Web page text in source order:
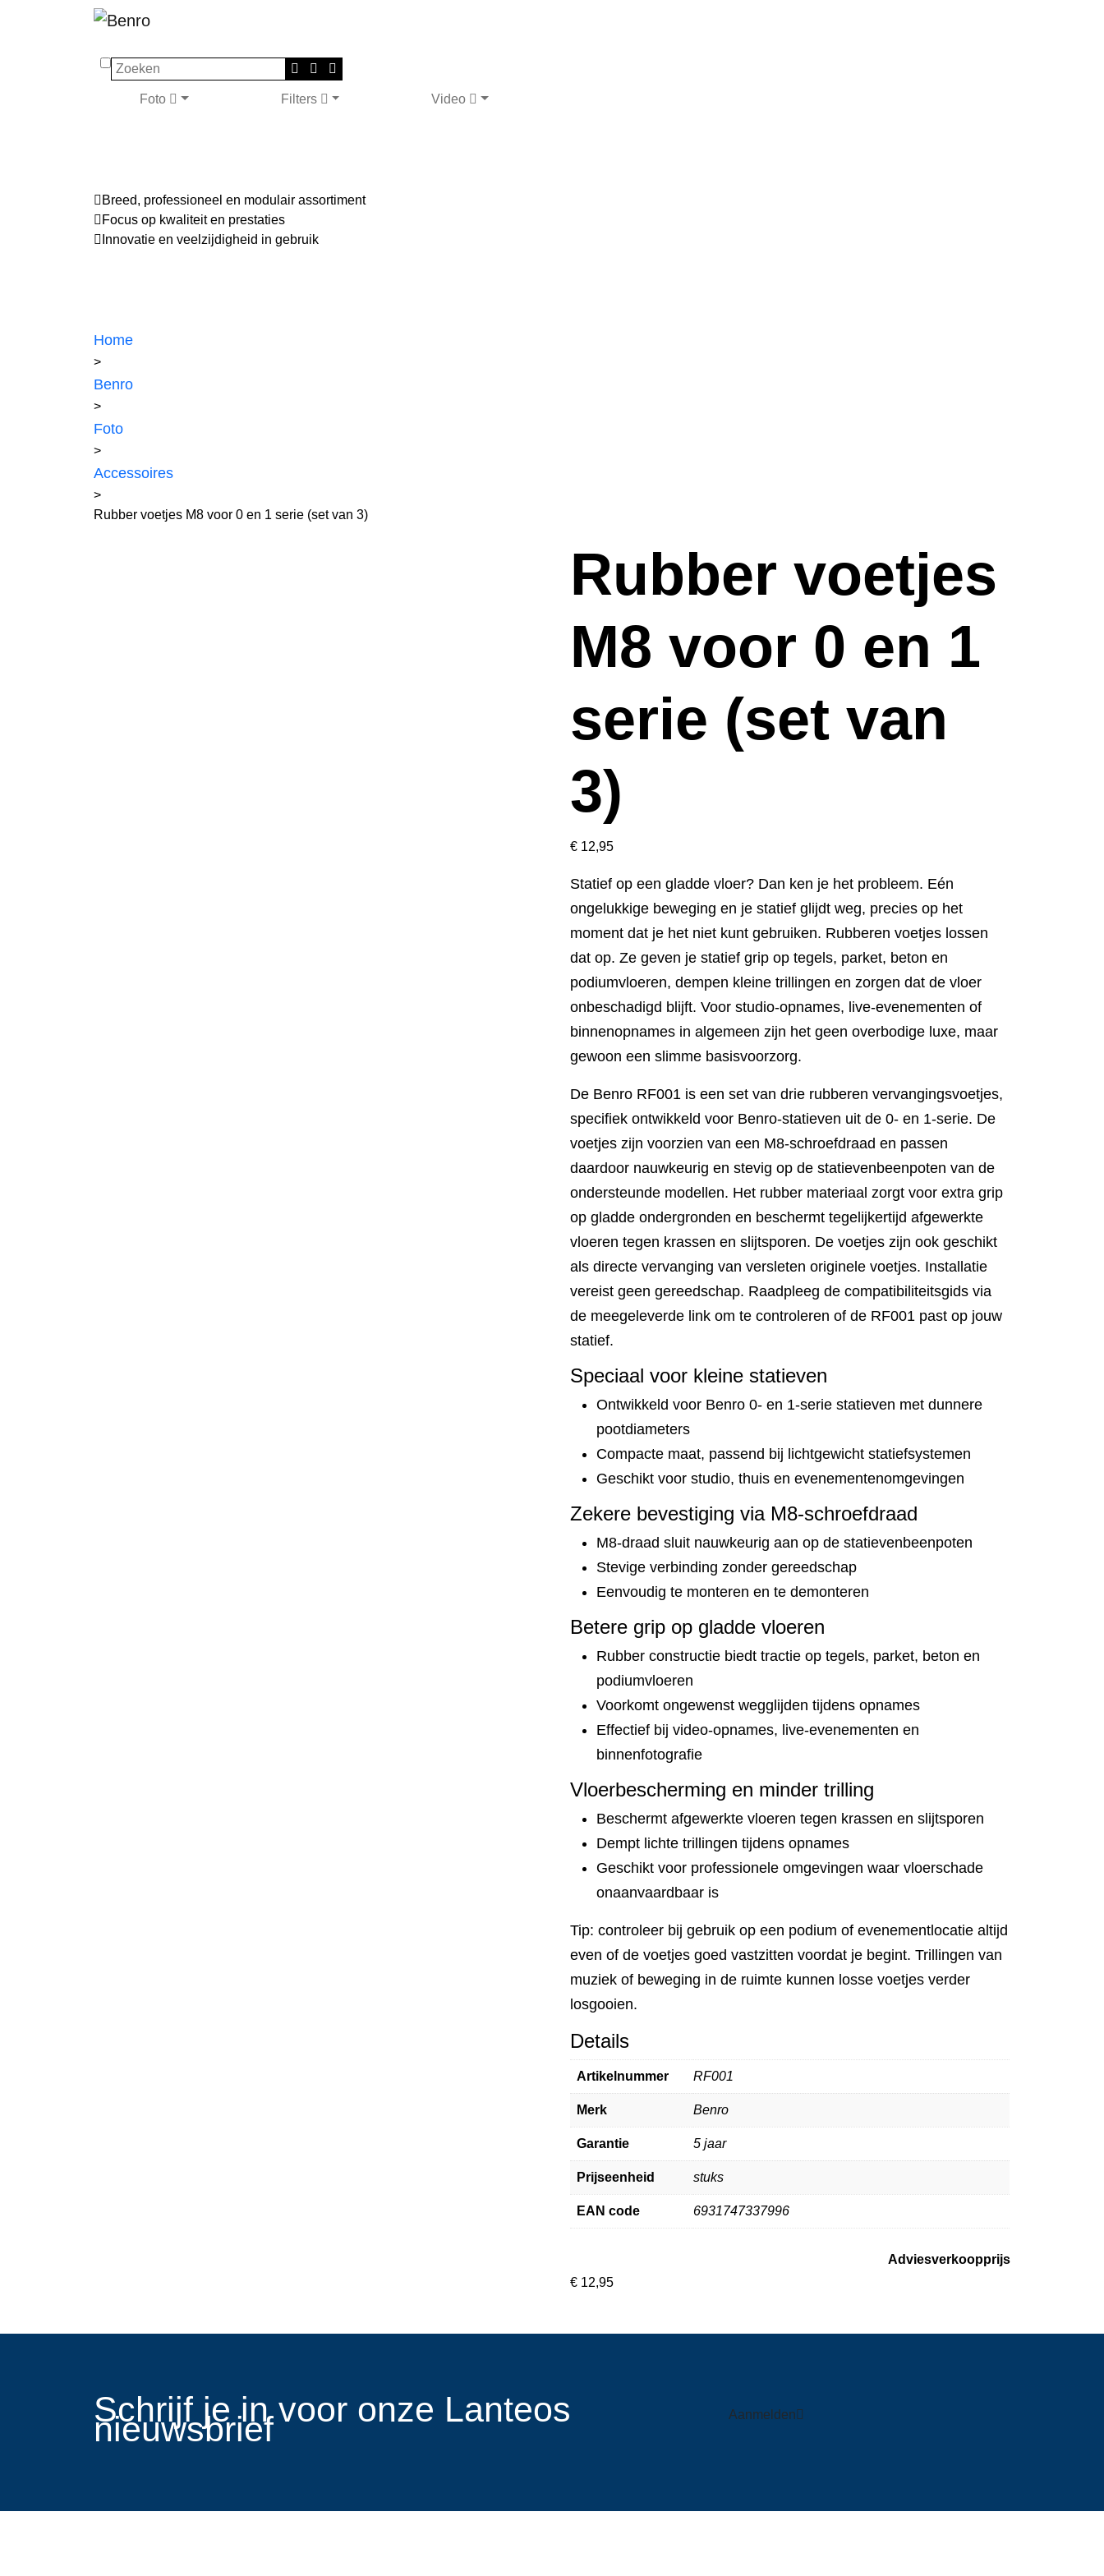
Zoeken
Foto Filters Video
Breed, professioneel en modulair assortiment
Focus op kwaliteit en prestaties
Innovatie en veelzijdigheid in gebruik
Home
>
Benro
>
Foto
>
Accessoires
>
Rubber voetjes M8 voor 0 en 1 serie (set van 3)
Rubber voetjes
M8 voor 0 en 1
serie (set van
3)
€ 12,95
Statief op een gladde vloer? Dan ken je het probleem. Eén
ongelukkige beweging en je statief glijdt weg, precies op het
moment dat je het niet kunt gebruiken. Rubberen voetjes lossen
dat op. Ze geven je statief grip op tegels, parket, beton en
podiumvloeren, dempen kleine trillingen en zorgen dat de vloer
onbeschadigd blijft. Voor studio-opnames, live-evenementen of
binnenopnames in algemeen zijn het geen overbodige luxe, maar
gewoon een slimme basisvoorzorg.
De Benro RF001 is een set van drie rubberen vervangingsvoetjes,
specifiek ontwikkeld voor Benro-statieven uit de 0- en 1-serie. De
voetjes zijn voorzien van een M8-schroefdraad en passen
daardoor nauwkeurig en stevig op de statievenbeenpoten van de
ondersteunde modellen. Het rubber materiaal zorgt voor extra grip
op gladde ondergronden en beschermt tegelijkertijd afgewerkte
vloeren tegen krassen en slijtsporen. De voetjes zijn ook geschikt
als directe vervanging van versleten originele voetjes. Installatie
vereist geen gereedschap. Raadpleeg de compatibiliteitsgids via
de meegeleverde link om te controleren of de RF001 past op jouw
statief.
Speciaal voor kleine statieven
Ontwikkeld voor Benro 0- en 1-serie statieven met dunnere
pootdiameters
Compacte maat, passend bij lichtgewicht statiefsystemen
Geschikt voor studio, thuis en evenementenomgevingen
Zekere bevestiging via M8-schroefdraad
M8-draad sluit nauwkeurig aan op de statievenbeenpoten
Stevige verbinding zonder gereedschap
Eenvoudig te monteren en te demonteren
Betere grip op gladde vloeren
Rubber constructie biedt tractie op tegels, parket, beton en
podiumvloeren
Voorkomt ongewenst wegglijden tijdens opnames
Effectief bij video-opnames, live-evenementen en
binnenfotografie
Vloerbescherming en minder trilling
Beschermt afgewerkte vloeren tegen krassen en slijtsporen
Dempt lichte trillingen tijdens opnames
Geschikt voor professionele omgevingen waar vloerschade
onaanvaardbaar is
Tip: controleer bij gebruik op een podium of evenementlocatie altijd
even of de voetjes goed vastzitten voordat je begint. Trillingen van
muziek of beweging in de ruimte kunnen losse voetjes verder
losgooien.
Details
Artikelnummer RF001
Merk Benro
Garantie 5 jaar
Prijseenheid stuks
EAN code 6931747337996
Adviesverkoopprijs
€ 12,95
​Schrijf je in voor onze Lanteos
nieuwsbrief Aanmelden